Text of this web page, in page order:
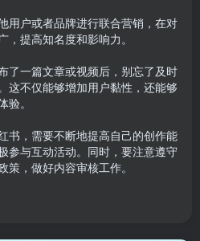
用户或者品牌进行联合营销，在对
，提高知名度和影响力。
了一篇文章或视频后，别忘了及时
这不仅能够增加用户黏性，还能够
。
书，需要不断地提高自己的创作能
参与互动活动。同时，要注意遵守
策，做好内容审核工作。